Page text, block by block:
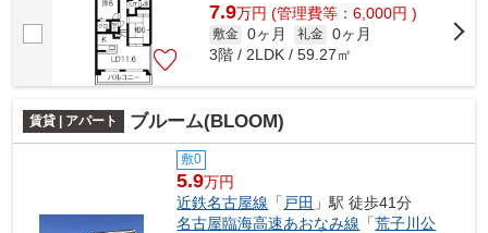
7.9万円 (管理費等：6,000円 )
敷金 0ヶ月 礼金 0ヶ月
3階 / 2LDK / 59.27㎡
賃貸 | アパート ブルーム(BLOOM)
敷0
5.9万円
近鉄名古屋線 「 戸田 」駅 徒歩41分
名古屋臨海高速あおなみ線 「荒子川公